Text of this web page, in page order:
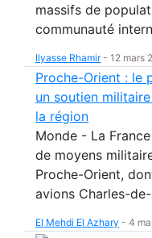
massifs de
communauté
Ilyasse Rhamir- 12 mars
Proche-Orient : le
un soutien
la région
Monde - La
de moyens
Proche-Orient,
avions Charles-
El Mehdi El Azhary - 4